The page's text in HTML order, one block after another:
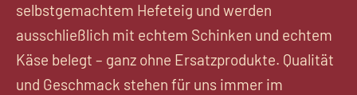
selbstgemachtem Hefeteig und werden
ausschließlich mit echtem Schinken und echtem
Käse belegt – ganz ohne Ersatzprodukte. Qualität
und Geschmack stehen für uns immer im